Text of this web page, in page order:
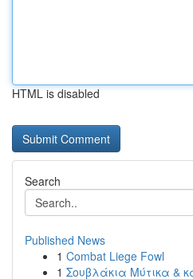
HTML is disabled
Search
Published News
1 Combat Liege Fowl
1 Σουβλάκια Μύτικα &